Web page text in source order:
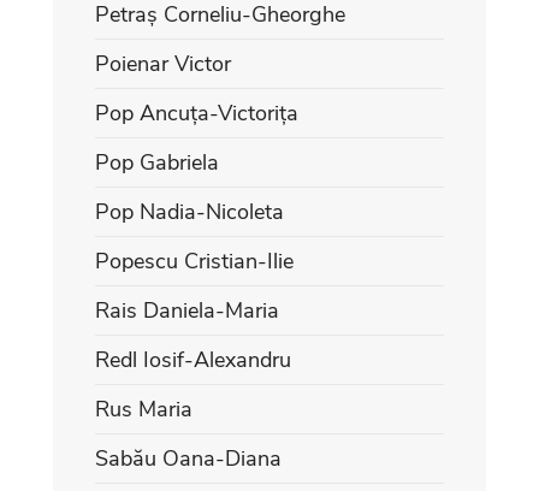
Petraș Corneliu-Gheorghe
Poienar Victor
Pop Ancuța-Victorița
Pop Gabriela
Pop Nadia-Nicoleta
Popescu Cristian-Ilie
Rais Daniela-Maria
Redl Iosif-Alexandru
Rus Maria
Sabău Oana-Diana